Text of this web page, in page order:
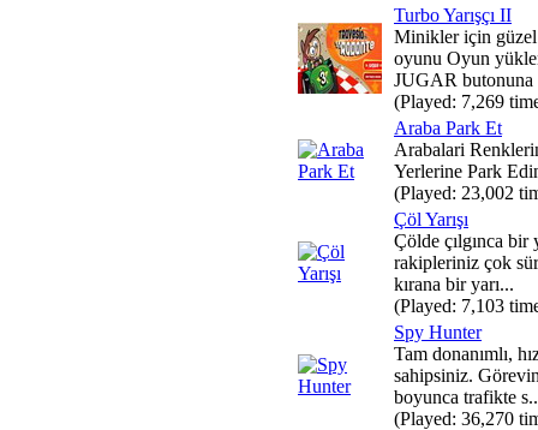
Turbo Yarışçı II
Minikler için güzel
oyunu Oyun
JUGAR butonuna
(Played: 7,269
Araba Park Et
Arabalari
Yerlerine Park
(Played: 23,002
Çöl Yarışı
Çölde çılgınca bir
rakipleriniz çok
kırana bir yarı...
(Played: 7,103
Spy Hunter
Tam donanımlı,
sahipsiniz.
boyunca trafikte
(Played: 36,270